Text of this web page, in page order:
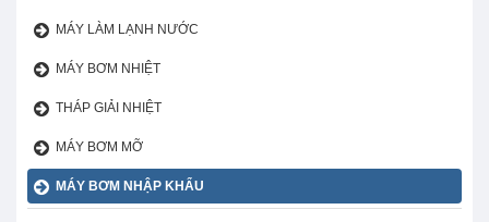
MÁY LÀM LẠNH NƯỚC
MÁY BƠM NHIỆT
THÁP GIẢI NHIỆT
MÁY BƠM MỠ
MÁY BƠM NHẬP KHẨU